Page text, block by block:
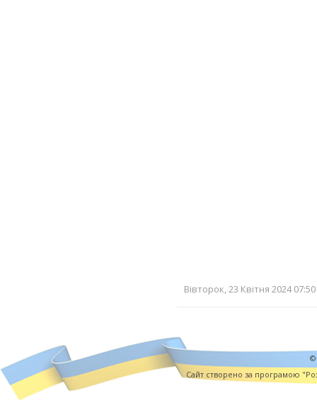
Вівторок, 23 Квітня 2024
©
Cайт створено за програмою